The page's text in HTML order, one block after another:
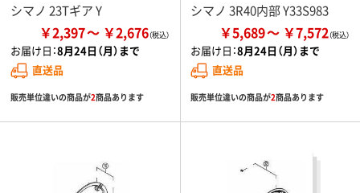
シマノ 23Tギア Y
￥2,397 ￥2,676
お届け日：8月24日（月）まで
直送品
販売単位違いの商品が2商品あります
シマノ 3R40内部 Y33S983
￥5,689 ￥7,572
お届け日：8月24日（月）まで
直送品
販売単位違いの商品が2商品あります